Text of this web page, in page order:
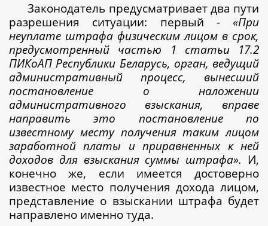
Законодатель предусматривает два пути
разрешения ситуации: первый - «При
неуплате штрафа физическим лицом в срок,
предусмотренный частью 1 статьи 17.2
ПИКоАП Республики Беларусь, орган, ведущий
административный процесс, вынесший
постановление о наложении
административного взыскания, вправе
направить это постановление по
известному месту получения таким лицом
заработной платы и приравненных к ней
доходов для взыскания суммы штрафа». И,
конечно же, если имеется достоверно
известное место получения дохода лицом,
представление о взыскании штрафа будет
направлено именно туда.